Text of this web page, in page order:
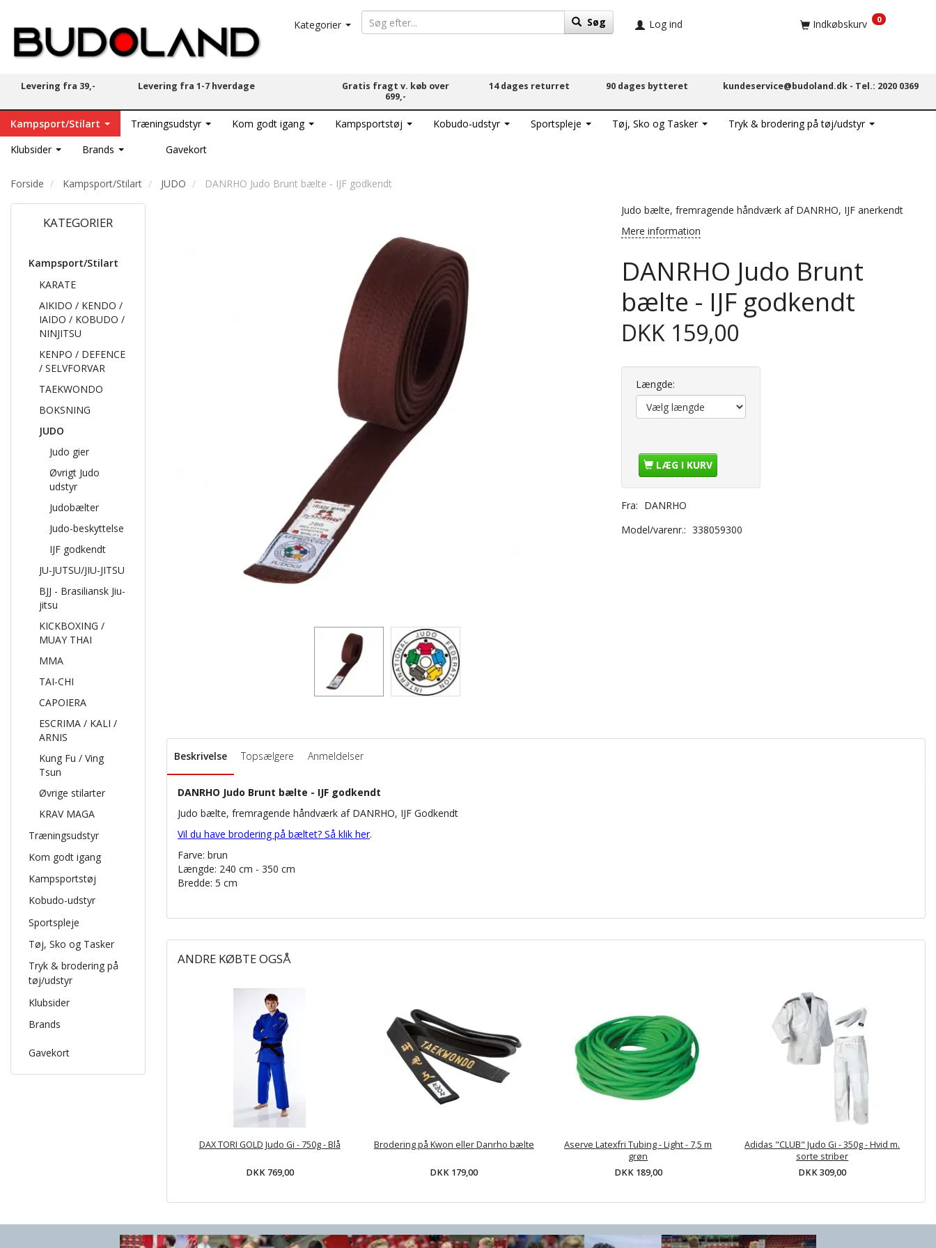
Kategorier Søg Log ind Indkøbskurv 0
Levering fra 39,- Levering fra 1-7 hverdage
Gratis fragt v. køb over
699,-
14 dages returret 90 dages bytteret kundeservice@budoland.dk - Tel.: 2020 0369
Kampsport/Stilart Træningsudstyr Kom godt igang Kampsportstøj Kobudo-udstyr Sportspleje Tøj, Sko og Tasker
Tryk & brodering på tøj/udstyr
Klubsider
Brands Gavekort
Forside Kampsport/Stilart JUDO DANRHO Judo Brunt bælte - IJF godkendt
KATEGORIER
Kampsport/Stilart
KARATE
AIKIDO / KENDO /
IAIDO / KOBUDO /
NINJITSU
KENPO / DEFENCE
/ SELVFORVAR
TAEKWONDO
BOKSNING
JUDO
Judo gier
Øvrigt Judo
udstyr
Judobælter
Judo-beskyttelse
IJF godkendt
JU-JUTSU/JIU-JITSU
BJJ - Brasiliansk Jiu-
jitsu
KICKBOXING /
MUAY THAI
MMA
TAI-CHI
CAPOIERA
ESCRIMA / KALI /
ARNIS
Kung Fu / Ving
Tsun
Øvrige stilarter
KRAV MAGA
Træningsudstyr
Kom godt igang
Kampsportstøj
Kobudo-udstyr
Sportspleje
Tøj, Sko og Tasker
Tryk & brodering på
tøj/udstyr
Klubsider
Brands
Gavekort
Judo bælte, fremragende håndværk af DANRHO, IJF anerkendt
Mere information
DANRHO Judo Brunt
bælte - IJF godkendt
DKK 159,00
Længde:
LÆG I KURV
Fra: DANRHO
Model/varenr.: 338059300
Beskrivelse Topsælgere Anmeldelser
DANRHO Judo Brunt bælte - IJF godkendt
Judo bælte, fremragende håndværk af DANRHO, IJF Godkendt
Vil du have brodering på bæltet? Så klik her.
Farve: brun
Længde: 240 cm - 350 cm
Bredde: 5 cm
ANDRE KØBTE OGSÅ
DAX TORI GOLD Judo Gi - 750g - Blå
DKK 769,00
Brodering på Kwon eller Danrho bælte
DKK 179,00
Aserve Latexfri Tubing - Light - 7,5 m
grøn
DKK 189,00
Adidas "CLUB" Judo Gi - 350g - Hvid m.
sorte striber
DKK 309,00